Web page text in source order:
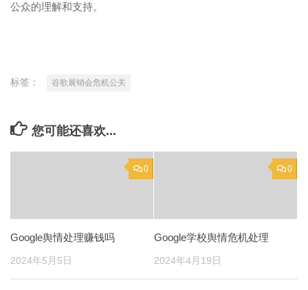
公众的理解和支持。
标签： 谷歌展销会危机公关
您可能还喜欢...
0
Google舆情处理赚钱吗
2024年5月5日
0
Google学校舆情危机处理
2024年4月19日